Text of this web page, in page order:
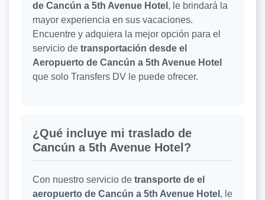
de Cancún a 5th Avenue Hotel , le brindará la
mayor experiencia en sus vacaciones.
Encuentre y adquiera la mejor opción para el
servicio de transportación desde el
Aeropuerto de Cancún a 5th Avenue Hotel
que solo Transfers DV le puede ofrecer.
¿Qué incluye mi traslado de
Cancún a 5th Avenue Hotel?
Con nuestro servicio de transporte de el
aeropuerto de Cancún a 5th Avenue Hotel , le